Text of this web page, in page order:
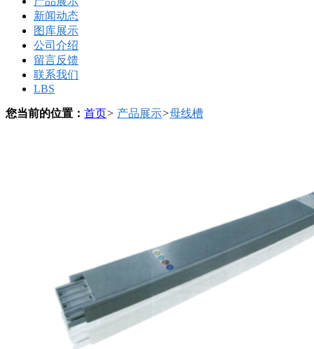
新闻动态
图库展示
公司介绍
留言反馈
联系我们
LBS
您当前的位置： 首页> 产品展示>母线槽